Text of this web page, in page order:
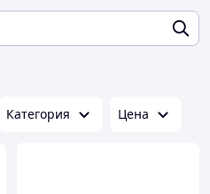
Категория Цена